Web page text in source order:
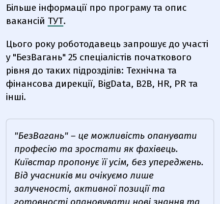
Більше інформації про програму та опис
вакансій ТУТ.
Цього року роботодавець запрошує до участі
у "БезВагань" 25 спеціалістів початкового
рівня до таких підрозділів: Технічна та
фінансова дирекції, BigData, B2B, HR, PR та
інші.
"БезВагань" – це можливість опанувати
професію та зростати як фахівець.
Київстар пропонує її усім, без упереджень.
Від учасників ми очікуємо лише
залученості, активної позиції та